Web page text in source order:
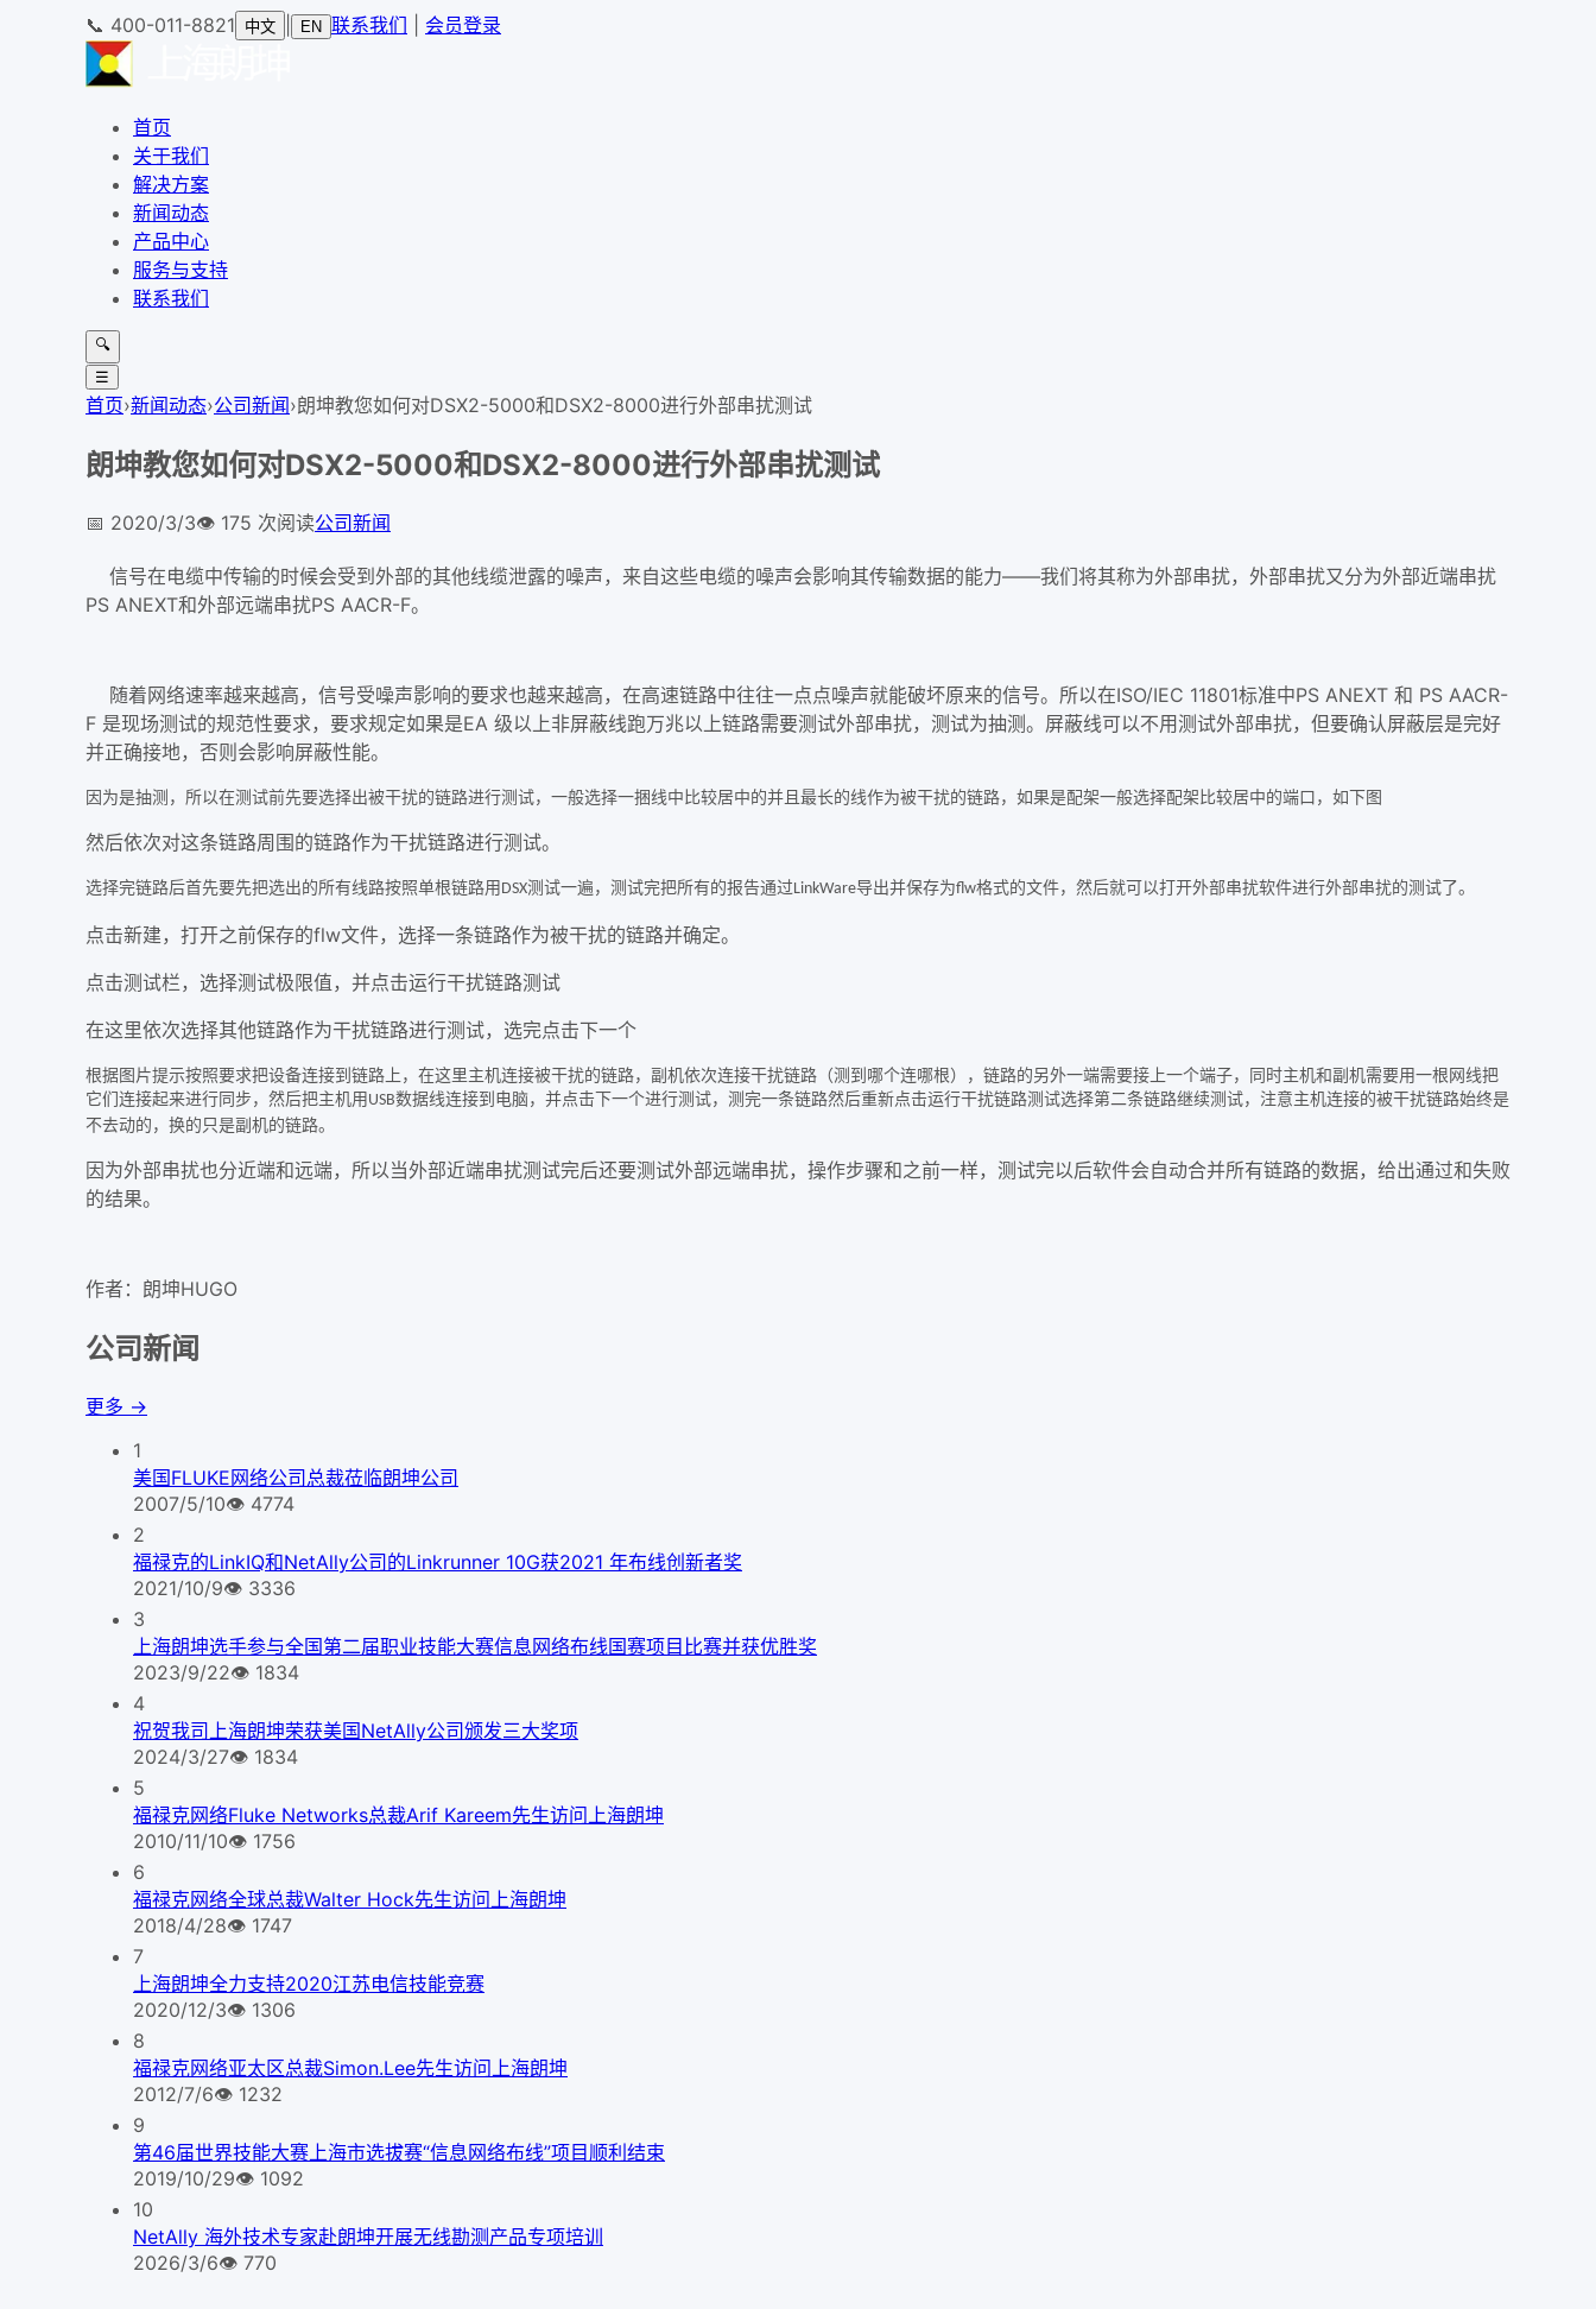
📞 400-011-8821 中文 EN 联系我们 会员登录
首页
关于我们
解决方案
新闻动态
产品中心
服务与支持
联系我们
🔍
☰
首页›新闻动态›公司新闻›朗坤教您如何对DSX2-5000和DSX2-8000进行外部串扰测试
朗坤教您如何对DSX2-5000和DSX2-8000进行外部串扰测试
📅 2020/3/3👁️ 175 次阅读公司新闻
信号在电缆中传输的时候会受到外部的其他线缆泄露的噪声，来自这些电缆的噪声会影响其传输数据的能力——我们将其称为外部串扰，外部串扰又分为外部近端串扰
PS ANEXT和外部远端串扰PS AACR-F。
随着网络速率越来越高，信号受噪声影响的要求也越来越高，在高速链路中往往一点点噪声就能破坏原来的信号。所以在ISO/IEC 11801标准中PS ANEXT 和 PS AACR-
F 是现场测试的规范性要求，要求规定如果是EA 级以上非屏蔽线跑万兆以上链路需要测试外部串扰，测试为抽测。屏蔽线可以不用测试外部串扰，但要确认屏蔽层是完好
并正确接地，否则会影响屏蔽性能。
因为是抽测，所以在测试前先要选择出被干扰的链路进行测试，一般选择一捆线中比较居中的并且最长的线作为被干扰的链路，如果是配架一般选择配架比较居中的端口，如下图
然后依次对这条链路周围的链路作为干扰链路进行测试。
选择完链路后首先要先把选出的所有线路按照单根链路用 DSX测试一遍，测试完把所有的报告通过 LinkWare导出并保存为flw格式的文件，然后就可以打开外部串扰软件进行外部串扰的测试了。
点击新建，打开之前保存的flw文件，选择一条链路作为被干扰的链路并确定。
点击测试栏，选择测试极限值，并点击运行干扰链路测试
在这里依次选择其他链路作为干扰链路进行测试，选完点击下一个
根据图片提示按照要求把设备连接到链路上，在这里主机连接被干扰的链路，副机依次连接干扰链路（测到哪个连哪根），链路的另外一端需要接上一个端子，同时主机和副机需要用一根网线把
它们连接起来进行同步，然后把主机用 USB数据线连接到电脑，并点击下一个进行测试，测完一条链路然后重新点击运行干扰链路测试选择第二条链路继续测试，注意主机连接的被干扰链路始终是
不去动的，换的只是副机的链路。
因为外部串扰也分近端和远端，所以当外部近端串扰测试完后还要测试外部远端串扰，操作步骤和之前一样，测试完以后软件会自动合并所有链路的数据，给出通过和失败
的结果。
作者：朗坤HUGO
公司新闻
更多 →
1
美国FLUKE网络公司总裁莅临朗坤公司
2007/5/10👁 4774
2
福禄克的LinkIQ和NetAlly公司的Linkrunner 10G获2021 年布线创新者奖
2021/10/9👁 3336
3
上海朗坤选手参与全国第二届职业技能大赛信息网络布线国赛项目比赛并获优胜奖
2023/9/22👁 1834
4
祝贺我司上海朗坤荣获美国NetAlly公司颁发三大奖项
2024/3/27👁 1834
5
福禄克网络Fluke Networks总裁Arif Kareem先生访问上海朗坤
2010/11/10👁 1756
6
福禄克网络全球总裁Walter Hock先生访问上海朗坤
2018/4/28👁 1747
7
上海朗坤全力支持2020江苏电信技能竞赛
2020/12/3👁 1306
8
福禄克网络亚太区总裁Simon.Lee先生访问上海朗坤
2012/7/6👁 1232
9
第46届世界技能大赛上海市选拔赛“信息网络布线”项目顺利结束
2019/10/29👁 1092
10
NetAlly 海外技术专家赴朗坤开展无线勘测产品专项培训
2026/3/6👁 770